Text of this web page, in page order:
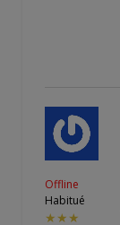
Offline
Habitué
★★★